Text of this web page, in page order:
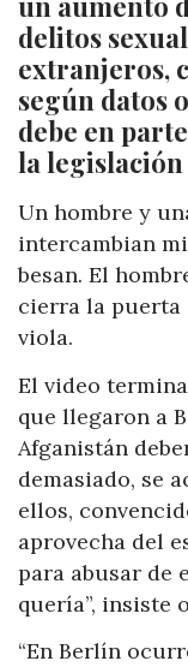
delitos
extranjeros,
según datos
debe en
la legislación
Un hombre y
intercambian
besan. El
cierra la puerta
viola.
El video
que llegaron a
Afganistán
demasiado, se
ellos,
aprovecha del
para abusar de
quería”, insiste
“En Berlín